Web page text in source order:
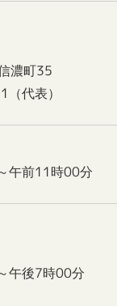
濃町35
代表）
午前11時00分
午後7時00分